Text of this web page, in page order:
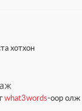
хотхон
what3words-оор олж